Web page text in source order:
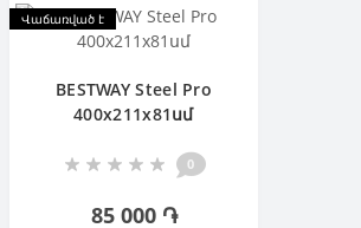
Վաճառված է
BESTWAY Steel Pro
400х211х81սմ
0
85 000 ֏